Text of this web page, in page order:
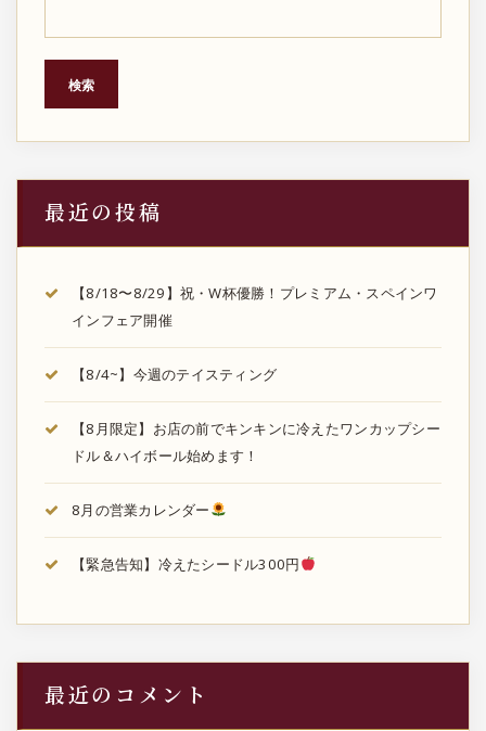
検索
最近の投稿
【8/18〜8/29】祝・W杯優勝！プレミアム・スペインワ
インフェア開催
【8/4~】今週のテイスティング
【8月限定】お店の前でキンキンに冷えたワンカップシー
ドル＆ハイボール始めます！
8月の営業カレンダー
【緊急告知】冷えたシードル300円
最近のコメント